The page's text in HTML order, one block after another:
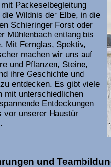
Packeselbegleitung
die Wildnis der Elbe, in die
Schieringer Forst oder
Mühlenbach entlang bis
Mit Fernglas, Spektiv,
machen wir uns auf
und Pflanzen, Steine,
ihre Geschichte und
entdecken. Es gibt viele
mit unterschiedlichen
Entdeckungen
vor unserer Haustür
und